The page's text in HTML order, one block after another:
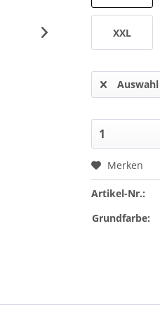
XXL
Merken
Artikel-Nr.:
Grundfarbe: